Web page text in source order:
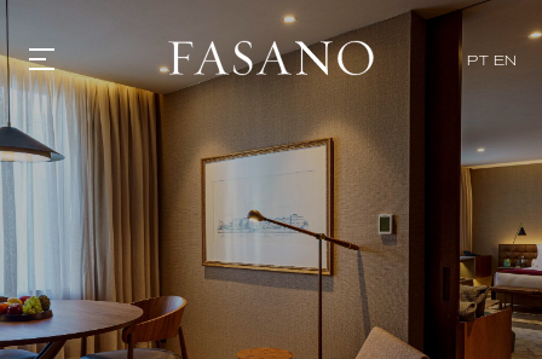
PT EN
GASTRONOMIA
EVENTOS
VILLAS
TIENDA | SELEZIONE
DESCUBRIR
WHAT'S COOKING